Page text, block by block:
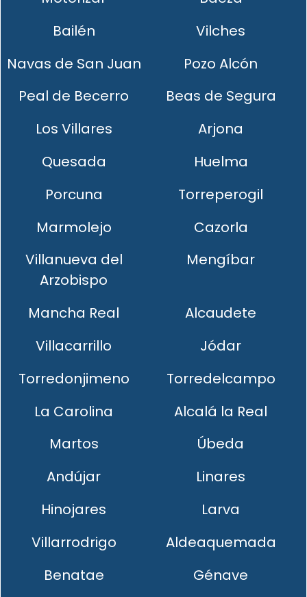
Bailén
Vilches
Navas de San Juan
Pozo Alcón
Peal de Becerro
Beas de Segura
Los Villares
Arjona
Quesada
Huelma
Porcuna
Torreperogil
Marmolejo
Cazorla
Villanueva del
Arzobispo
Mengíbar
Mancha Real
Alcaudete
Villacarrillo
Jódar
Torredonjimeno
Torredelcampo
La Carolina
Alcalá la Real
Martos
Úbeda
Andújar
Linares
Hinojares
Larva
Villarrodrigo
Aldeaquemada
Benatae
Génave